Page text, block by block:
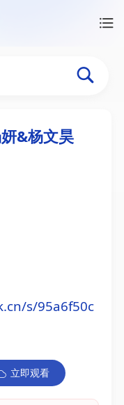
&杨文昊
s/95a6f50c
立即观看